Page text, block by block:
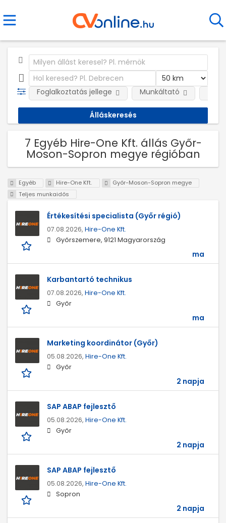
Foglalkoztatás jellege Munkáltató
7 Egyéb Hire-One Kft. állás Győr-
Moson-Sopron megye régióban
Egyéb Hire-One Kft.
Győr-Moson-Sopron megye
Teljes munkaidős
Értékesítési specialista (Győr régió)
07.08.2026, Hire-One Kft.
Győrszemere, 9121 Magyarország
ma
Karbantartó technikus
07.08.2026, Hire-One Kft.
Győr
ma
Marketing koordinátor (Győr)
05.08.2026, Hire-One Kft.
Győr
2 napja
SAP ABAP fejlesztő
05.08.2026, Hire-One Kft.
Győr
2 napja
SAP ABAP fejlesztő
05.08.2026, Hire-One Kft.
Sopron
2 napja